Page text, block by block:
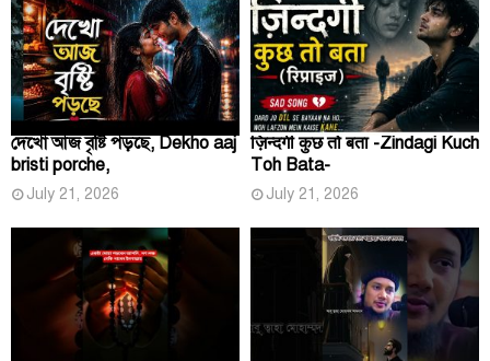
দেখো আজ বৃষ্টি পড়ছে, Dekho aaj
bristi porche,
July 21, 2026
ज़िन्दगी कुछ तो बता -Zindagi Kuch
Toh Bata-
July 21, 2026